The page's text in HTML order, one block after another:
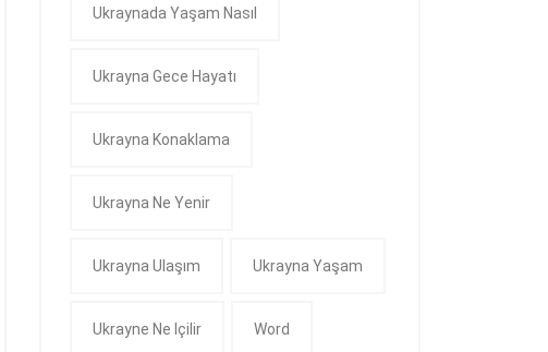
Ukraynada Yaşam Nasıl
Ukrayna Gece Hayatı
Ukrayna Konaklama
Ukrayna Ne Yenir
Ukrayna Ulaşım Ukrayna Yaşam
Ukrayne Ne Içilir Word